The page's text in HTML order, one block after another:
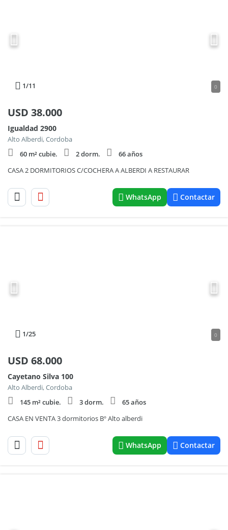
1/11 0
USD 38.000
Igualdad 2900
Alto Alberdi, Cordoba
60 m² cubie.
2 dorm.
66 años
CASA 2 DORMITORIOS C/COCHERA A ALBERDI A RESTAURAR
WhatsApp Contactar
1/25 0
USD 68.000
Cayetano Silva 100
Alto Alberdi, Cordoba
145 m² cubie.
3 dorm.
65 años
CASA EN VENTA 3 dormitorios Bº Alto alberdi
WhatsApp Contactar